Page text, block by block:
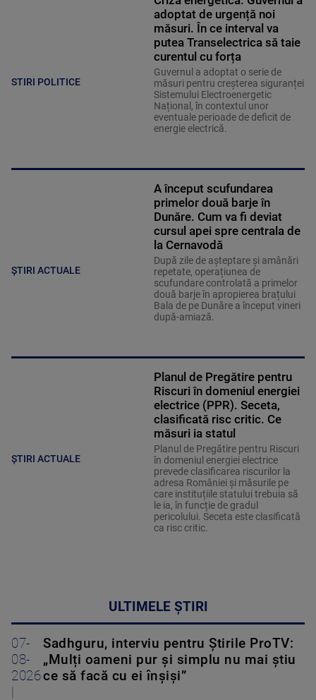
STIRI POLITICE
adoptat de urgență noi
măsuri. În ce interval va
putea Transelectrica să taie
curentul cu forța
Guvernul a adoptat o serie de
măsuri pentru creșterea siguranței
Sistemului Electroenergetic
Național, în contextul unor
eventuale perioade de deficit de
energie electrică.
ȘTIRI ACTUALE
A început scufundarea
primelor două barje în
Dunăre. Cum va fi deviat
cursul apei spre centrala de
la Cernavodă
După zile de așteptare și amânări
repetate, operațiunea de
scufundare controlată a primelor
două barje în apropierea brațului
Bala de pe Dunăre a început vineri
după-amiază.
ȘTIRI ACTUALE
Planul de Pregătire pentru
Riscuri în domeniul energiei
electrice (PPR). Seceta,
clasificată risc critic. Ce
măsuri ia statul
Planul de Pregătire pentru Riscuri
în domeniul energiei electrice
prevede clasificarea riscurilor la
adresa României și măsurile pe
care instituțiile statului trebuia să
le ia, în funcție de gradul
pericolului. Seceta este clasificată
ca risc critic.
ULTIMELE ȘTIRI
07-
08-
2026
Sadhguru, interviu pentru Știrile ProTV:
„Mulți oameni pur și simplu nu mai știu
ce să facă cu ei înșiși”